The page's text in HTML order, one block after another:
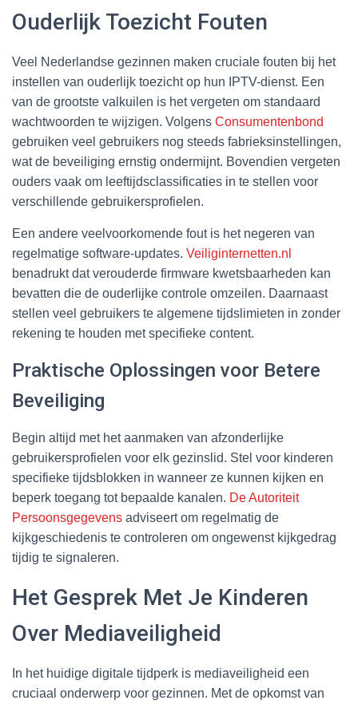
Ouderlijk Toezicht Fouten
Veel Nederlandse gezinnen maken cruciale fouten bij het
instellen van ouderlijk toezicht op hun IPTV-dienst. Een
van de grootste valkuilen is het vergeten om standaard
wachtwoorden te wijzigen. Volgens Consumentenbond
gebruiken veel gebruikers nog steeds fabrieksinstellingen,
wat de beveiliging ernstig ondermijnt. Bovendien vergeten
ouders vaak om leeftijdsclassificaties in te stellen voor
verschillende gebruikersprofielen.
Een andere veelvoorkomende fout is het negeren van
regelmatige software-updates. Veiliginternetten.nl
benadrukt dat verouderde firmware kwetsbaarheden kan
bevatten die de ouderlijke controle omzeilen. Daarnaast
stellen veel gebruikers te algemene tijdslimieten in zonder
rekening te houden met specifieke content.
Praktische Oplossingen voor Betere
Beveiliging
Begin altijd met het aanmaken van afzonderlijke
gebruikersprofielen voor elk gezinslid. Stel voor kinderen
specifieke tijdsblokken in wanneer ze kunnen kijken en
beperk toegang tot bepaalde kanalen. De Autoriteit
Persoonsgegevens adviseert om regelmatig de
kijkgeschiedenis te controleren om ongewenst kijkgedrag
tijdig te signaleren.
Het Gesprek Met Je Kinderen
Over Mediaveiligheid
In het huidige digitale tijdperk is mediaveiligheid een
cruciaal onderwerp voor gezinnen. Met de opkomst van